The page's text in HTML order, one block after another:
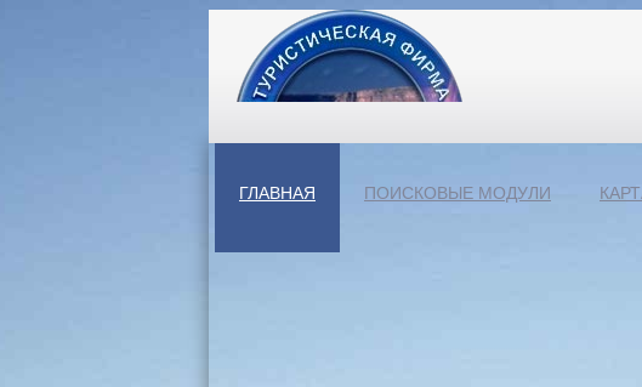
ГЛАВНАЯ ПОИСКОВЫЕ МОДУЛИ